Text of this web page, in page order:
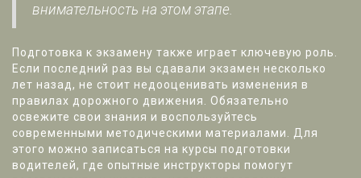
внимательность на этом этапе.
Подготовка к экзамену также играет ключевую роль.
Если последний раз вы сдавали экзамен несколько
лет назад, не стоит недооценивать изменения в
правилах дорожного движения. Обязательно
освежите свои знания и воспользуйтесь
современными методическими материалами. Для
этого можно записаться на курсы подготовки
водителей, где опытные инструкторы помогут